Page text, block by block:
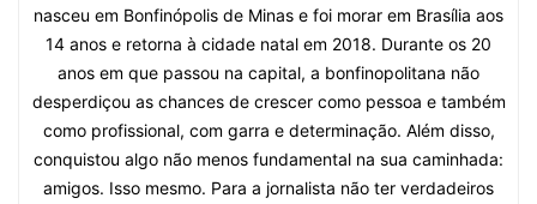
nasceu em Bonfinópolis de Minas e foi morar em Brasília aos
14 anos e retorna à cidade natal em 2018. Durante os 20
anos em que passou na capital, a bonfinopolitana não
desperdiçou as chances de crescer como pessoa e também
como profissional, com garra e determinação. Além disso,
conquistou algo não menos fundamental na sua caminhada:
amigos. Isso mesmo. Para a jornalista não ter verdadeiros